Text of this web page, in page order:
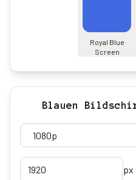
Royal Blue
Screen
Blauen
px